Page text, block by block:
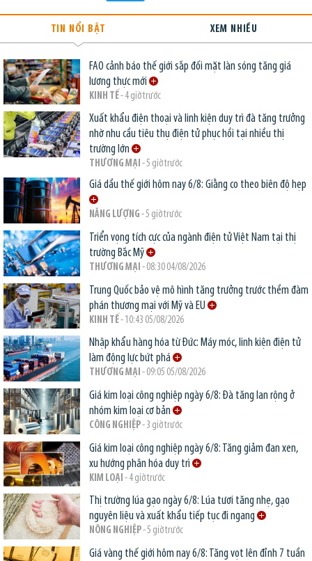
TIN NỔI BẬT XEM NHIỀU
FAO cảnh báo thế giới sắp đối mặt làn sóng tăng giá
lương thực mới
KINH TẾ- 4 giờ trước
Xuất khẩu điện thoại và linh kiện duy trì đà tăng trưởng
nhờ nhu cầu tiêu thụ điện tử phục hồi tại nhiều thị
trường lớn
THƯƠNG MẠI - 5 giờ trước
Giá dầu thế giới hôm nay 6/8: Giằng co theo biên độ hẹp
NĂNG LƯỢNG - 5 giờ trước
Triển vọng tích cực của ngành điện tử Việt Nam tại thị
trường Bắc Mỹ
THƯƠNG MẠI - 08:30 04/08/2026
Trung Quốc bảo vệ mô hình tăng trưởng trước thềm đàm
phán thương mại với Mỹ và EU
KINH TẾ- 10:43 05/08/2026
Nhập khẩu hàng hóa từ Đức: Máy móc, linh kiện điện tử
làm động lực bứt phá
THƯƠNG MẠI - 09:05 05/08/2026
Giá kim loại công nghiệp ngày 6/8: Đà tăng lan rộng ở
nhóm kim loại cơ bản
CÔNG NGHIỆP- 3 giờ trước
Giá kim loại công nghiệp ngày 6/8: Tăng giảm đan xen,
xu hướng phân hóa duy trì
KIM LOẠI - 4 giờ trước
Thị trường lúa gạo ngày 6/8: Lúa tươi tăng nhẹ, gạo
nguyên liệu và xuất khẩu tiếp tục đi ngang
NÔNG NGHIỆP- 5 giờ trước
Giá vàng thế giới hôm nay 6/8: Tăng vọt lên đỉnh 7 tuần